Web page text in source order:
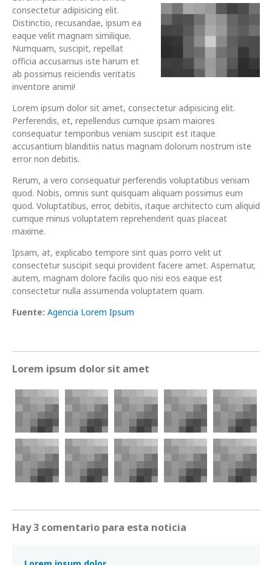
consectetur adipisicing elit.
Distinctio, recusandae, ipsum ea
eaque velit magnam similique.
Numquam, suscipit, repellat
officia accusamus iste harum et
ab possimus reiciendis veritatis
inventore animi!
Lorem ipsum dolor sit amet, consectetur adipisicing elit.
Perferendis, et, repellendus cumque ipsam maiores
consequatur temporibus veniam suscipit est itaque
accusantium blanditiis natus magnam dolorum nostrum iste
error non debitis.
Rerum, a vero consequatur perferendis voluptatibus veniam
quod. Nobis, omnis sunt quisquam aliquam possimus eum
quod. Voluptatibus, error, debitis, itaque architecto cum aliquid
cumque minus voluptatem reprehenderit quas placeat
maxime.
Ipsam, at, explicabo tempore sint quas porro velit ut
consectetur suscipit sequi provident facere amet. Aspernatur,
autem, magnam dolore facilis quo nisi eos eaque est
consectetur nulla assumenda voluptatem quam.
Fuente: Agencia Lorem Ipsum
Lorem ipsum dolor sit amet
Hay 3 comentario para esta noticia